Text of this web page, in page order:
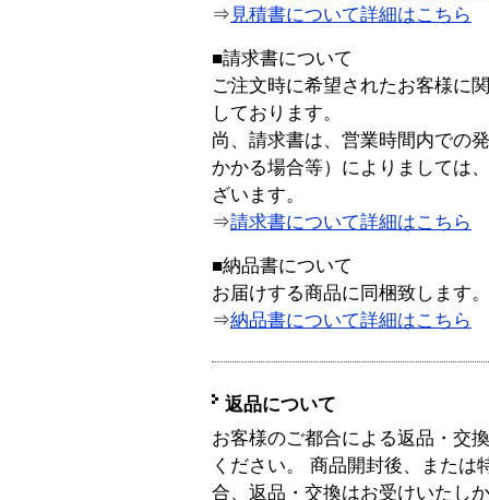
⇒ 見積書について詳細はこちら
■請求書について
ご注文時に希望されたお客様に
しております。
尚、請求書は、営業時間内での
かかる場合等）によりましては
ざいます。
⇒請求書について詳細はこちら
■納品書について
お届けする商品に同梱致します。
⇒納品書について詳細はこちら
返品について
お客様のご都合による返品・交
ください。 商品開封後、または
合、返品・交換はお受けいたし